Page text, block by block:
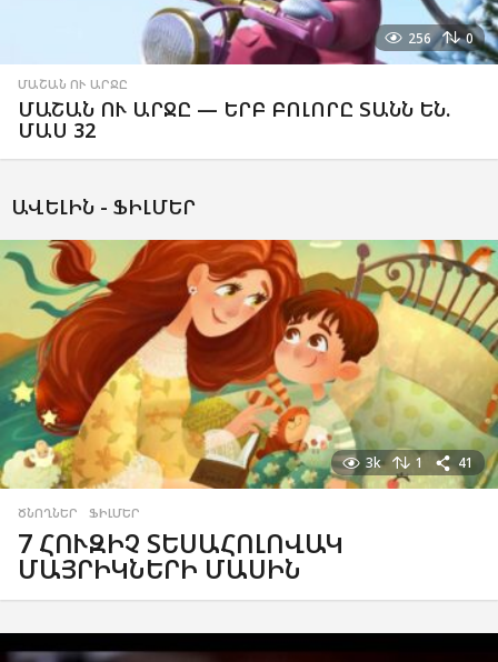
256 0
ՄԱՇԱՆ ՈՒ ԱՐՋԸ
ՄԱՇԱՆ ՈՒ ԱՐՋԸ — ԵՐԲ ԲՈԼՈՐԸ ՏԱՆՆ ԵՆ.
ՄԱՍ 32
ԱՎԵԼԻՆ - ՖԻԼՄԵՐ
3k 1 41
ԾՆՈՂՆԵՐ ,ՖԻԼՄԵՐ
7 ՀՈՒԶԻՉ ՏԵՍԱՀՈԼՈՎԱԿ
ՄԱՅՐԻԿՆԵՐԻ ՄԱՍԻՆ